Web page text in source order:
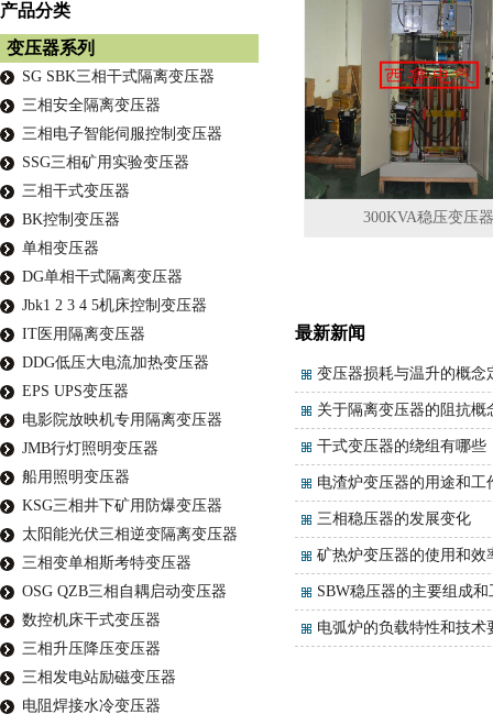
300KVA稳压变压
最新新闻
变压器损耗与温升的概念
关于隔离变压器的阻抗概
干式变压器的绕组有哪些
电渣炉变压器的用途和工
三相稳压器的发展变化
矿热炉变压器的使用和效
SBW稳压器的主要组成
电弧炉的负载特性和技术
产品分类
变压器系列
SG SBK三相干式隔离变压器
三相安全隔离变压器
三相电子智能伺服控制变压器
SSG三相矿用实验变压器
三相干式变压器
BK控制变压器
单相变压器
DG单相干式隔离变压器
Jbk1 2 3 4 5机床控制变压器
IT医用隔离变压器
DDG低压大电流加热变压器
EPS UPS变压器
电影院放映机专用隔离变压器
JMB行灯照明变压器
船用照明变压器
KSG三相井下矿用防爆变压器
太阳能光伏三相逆变隔离变压器
三相变单相斯考特变压器
OSG QZB三相自耦启动变压器
数控机床干式变压器
三相升压降压变压器
三相发电站励磁变压器
电阻焊接水冷变压器